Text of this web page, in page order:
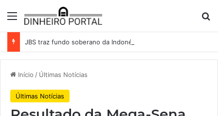
Menu
Início / Últimas Notícias
Últimas Notícias